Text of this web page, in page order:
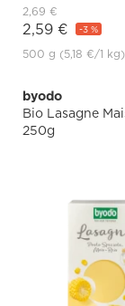
2,69 €
2,59 € -3 %
500 g (5,18 €/1 kg)
byodo
Bio Lasagne
250g